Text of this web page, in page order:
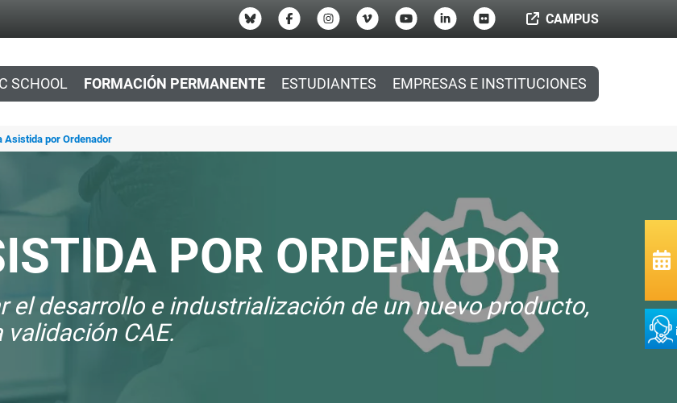
CAMPUS
SCHOOL FORMACIÓN PERMANENTE ESTUDIANTES EMPRESAS E INSTITUCIONES
Asistida por Ordenador
POR ORDENADOR
el desarrollo e industrialización de un nuevo producto,
CAE.